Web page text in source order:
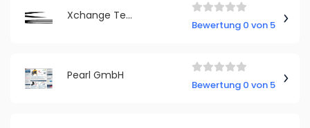
Xchange Technology GmbH
Bewertung 0 von 5
Pearl GmbH
Bewertung 0 von 5